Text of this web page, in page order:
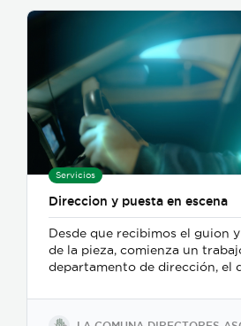
Servicios
Direccion y puesta en escena
Desde que recibimos el guion
de la pieza, comienza un
departamento de dirección, el
buscamos reforzar la historia,
fuertemente en la selección de